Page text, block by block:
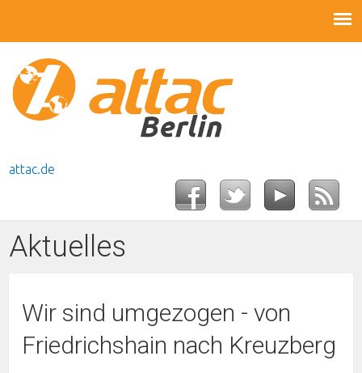
attac.de
Aktuelles
Wir sind umgezogen - von
Friedrichshain nach Kreuzberg